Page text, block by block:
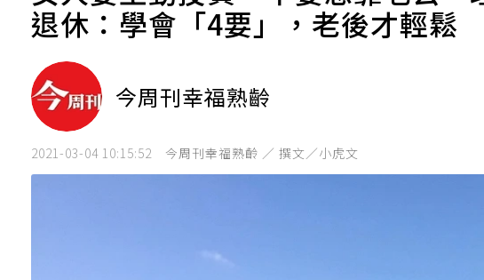
退休：學會「4要」，老後才輕鬆
今周刊幸福熟齡
2021-03-04 10:15:52 今周刊幸福熟齡 ／ 撰文／小虎文